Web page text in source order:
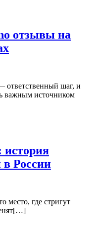
отзывы на
ответственный шаг, и
важным источником
России
место, где стригут